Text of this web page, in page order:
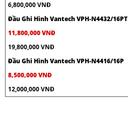
6,800,000 VNĐ
Đầu Ghi Hình Vantech VPH-N4432/16PT
11,800,000 VNĐ
19,800,000 VNĐ
Đầu Ghi Hình Vantech VPH-N4416/16P
8,500,000 VNĐ
12,000,000 VNĐ